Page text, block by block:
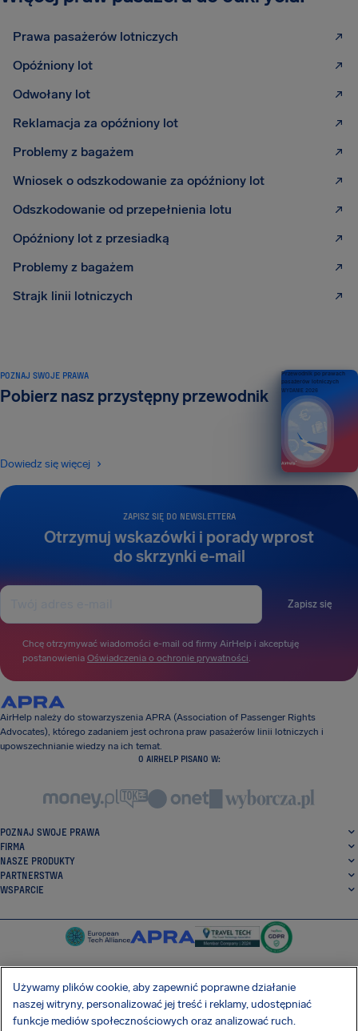
Prawa pasażerów lotniczych
Opóźniony lot
Odwołany lot
Reklamacja za opóźniony lot
Problemy z bagażem
Wniosek o odszkodowanie za opóźniony lot
Odszkodowanie od przepełnienia lotu
Opóźniony lot z przesiadką
Problemy z bagażem
Strajk linii lotniczych
ZAPISZ SIĘ DO NEWSLETTERA
Otrzymuj wskazówki i porady wprost
do skrzynki e-mail
Zapisz się
Chcę otrzymywać wiadomości e-mail od firmy AirHelp i akceptuję
postanowienia Oświadczenia o ochronie prywatności.
POZNAJ SWOJE PRAWA
Pobierz nasz przystępny przewodnik
Dowiedz się więcej
Przewodnik po prawach
pasażerów lotniczych
WYDANIE 2026
AirHelp należy do stowarzyszenia APRA (Association of Passenger Rights
Advocates), którego zadaniem jest ochrona praw pasażerów linii lotniczych i
upowszechnianie wiedzy na ich temat.
O AIRHELP PISANO W:
POZNAJ SWOJE PRAWA
FIRMA
NASZE PRODUKTY
PARTNERSTWA
WSPARCIE
SocialFacebook
SocialTwitter
SocialInstagram
SocialLinkedin
Używamy plików cookie, aby zapewnić poprawne działanie
naszej witryny, personalizować jej treść i reklamy, udostępniać
funkcje mediów społecznościowych oraz analizować ruch.